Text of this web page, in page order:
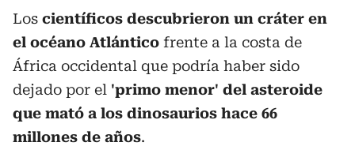
Los científicos descubrieron un cráter en
el océano Atlántico frente a la costa de
África occidental que podría haber sido
dejado por el 'primo menor' del asteroide
que mató a los dinosaurios hace 66
millones de años.